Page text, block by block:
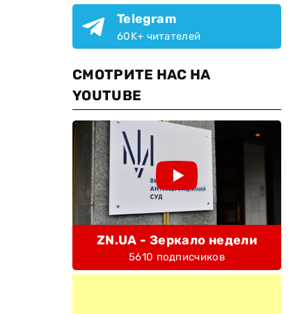
Telegram
60K+ читателей
СМОТРИТЕ НАС НА
YOUTUBE
ZN.UA - Зеркало недели
5610 подписчиков